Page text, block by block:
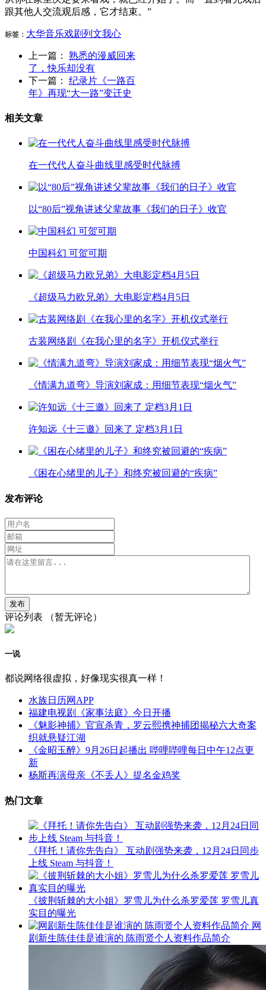
跟其他人交流观后感，它才结束。”
标签： 大华音乐戏剧列文我心
上一篇：
熟悉的漫威回来
了，快乐却没有
下一篇：
纪录片《一路百
年》再现“大一路”变迁史
相关文章
在一代代人奋斗曲线里感受时代脉搏
以“80后”视角讲述父辈故事《我们的日子》收官
中国科幻 可贺可期
《超级马力欧兄弟》大电影定档4月5日
古装网络剧《在我心里的名字》开机仪式举行
《情满九道弯》导演刘家成：用细节表现“烟火气”
许知远《十三邀》回来了 定档3月1日
《困在心绪里的儿子》和终究被回避的“疾病”
发布评论
评论列表 （暂无评论）
一说
都说网络很虚拟，好像现实很真一样！
水族日历网APP
福建电视剧《家事法庭》今日开播
《魅影神捕》官宣杀青，罗云熙携神捕团揭秘六大奇案
织就悬疑江湖
《金昭玉醉》9月26日起播出 哔哩哔哩每日中午12点更
新
杨斯再演母亲《不丢人》提名金鸡奖
热门文章
《拜托！请你先告白》 互动剧强势来袭，12月24日同步
上线 Steam 与抖音！
《披荆斩棘的大小姐》罗雪儿为什么杀罗爱莲 罗雪儿真
实目的曝光
网
剧新生陈佳佳是谁演的 陈雨贤个人资料作品简介